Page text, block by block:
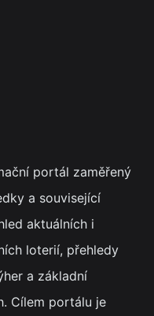
portál zaměřený
a související
aktuálních i
loterií, přehledy
a základní
Cílem portálu je